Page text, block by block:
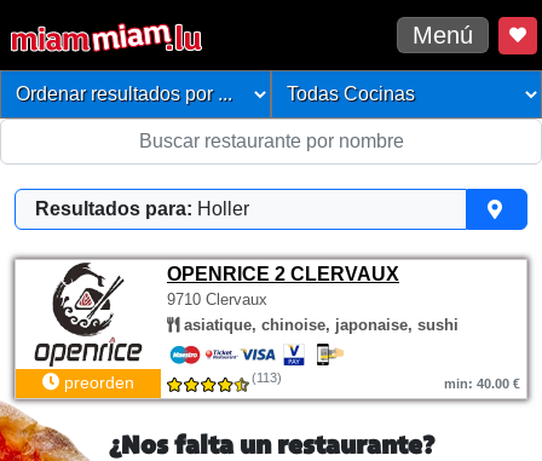
Menú
Resultados para: Holler
OPENRICE 2 CLERVAUX
9710 Clervaux
asiatique, chinoise, japonaise, sushi
preorden (113) min: 40.00 €
¿Nos falta un restaurante?